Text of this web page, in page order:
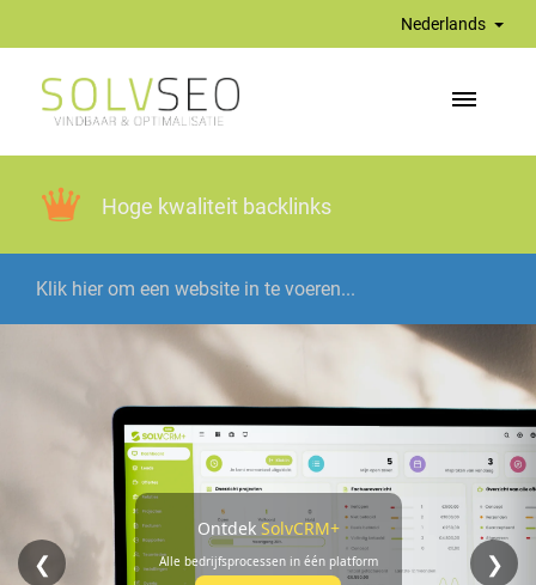
Nederlands
Hoge kwaliteit backlinks
OntdekSolvCRM+
Alle bedrijfsprocessen in één platform
❮ ❯